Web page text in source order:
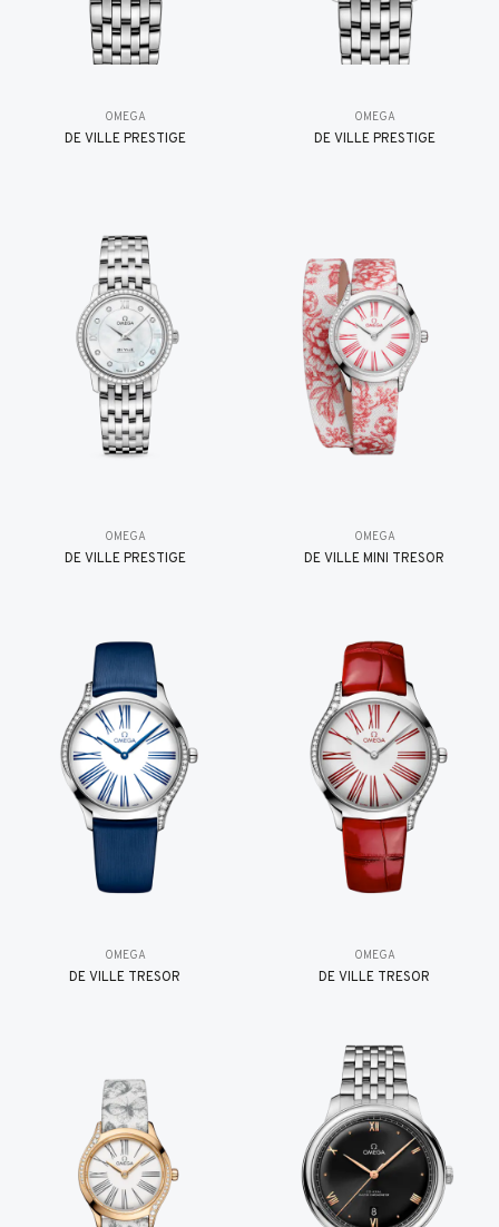
OMEGA
DE VILLE PRESTIGE
OMEGA
DE VILLE PRESTIGE
OMEGA
DE VILLE PRESTIGE
OMEGA
DE VILLE MINI TRÉSOR
OMEGA
DE VILLE TRESOR
OMEGA
DE VILLE TRESOR